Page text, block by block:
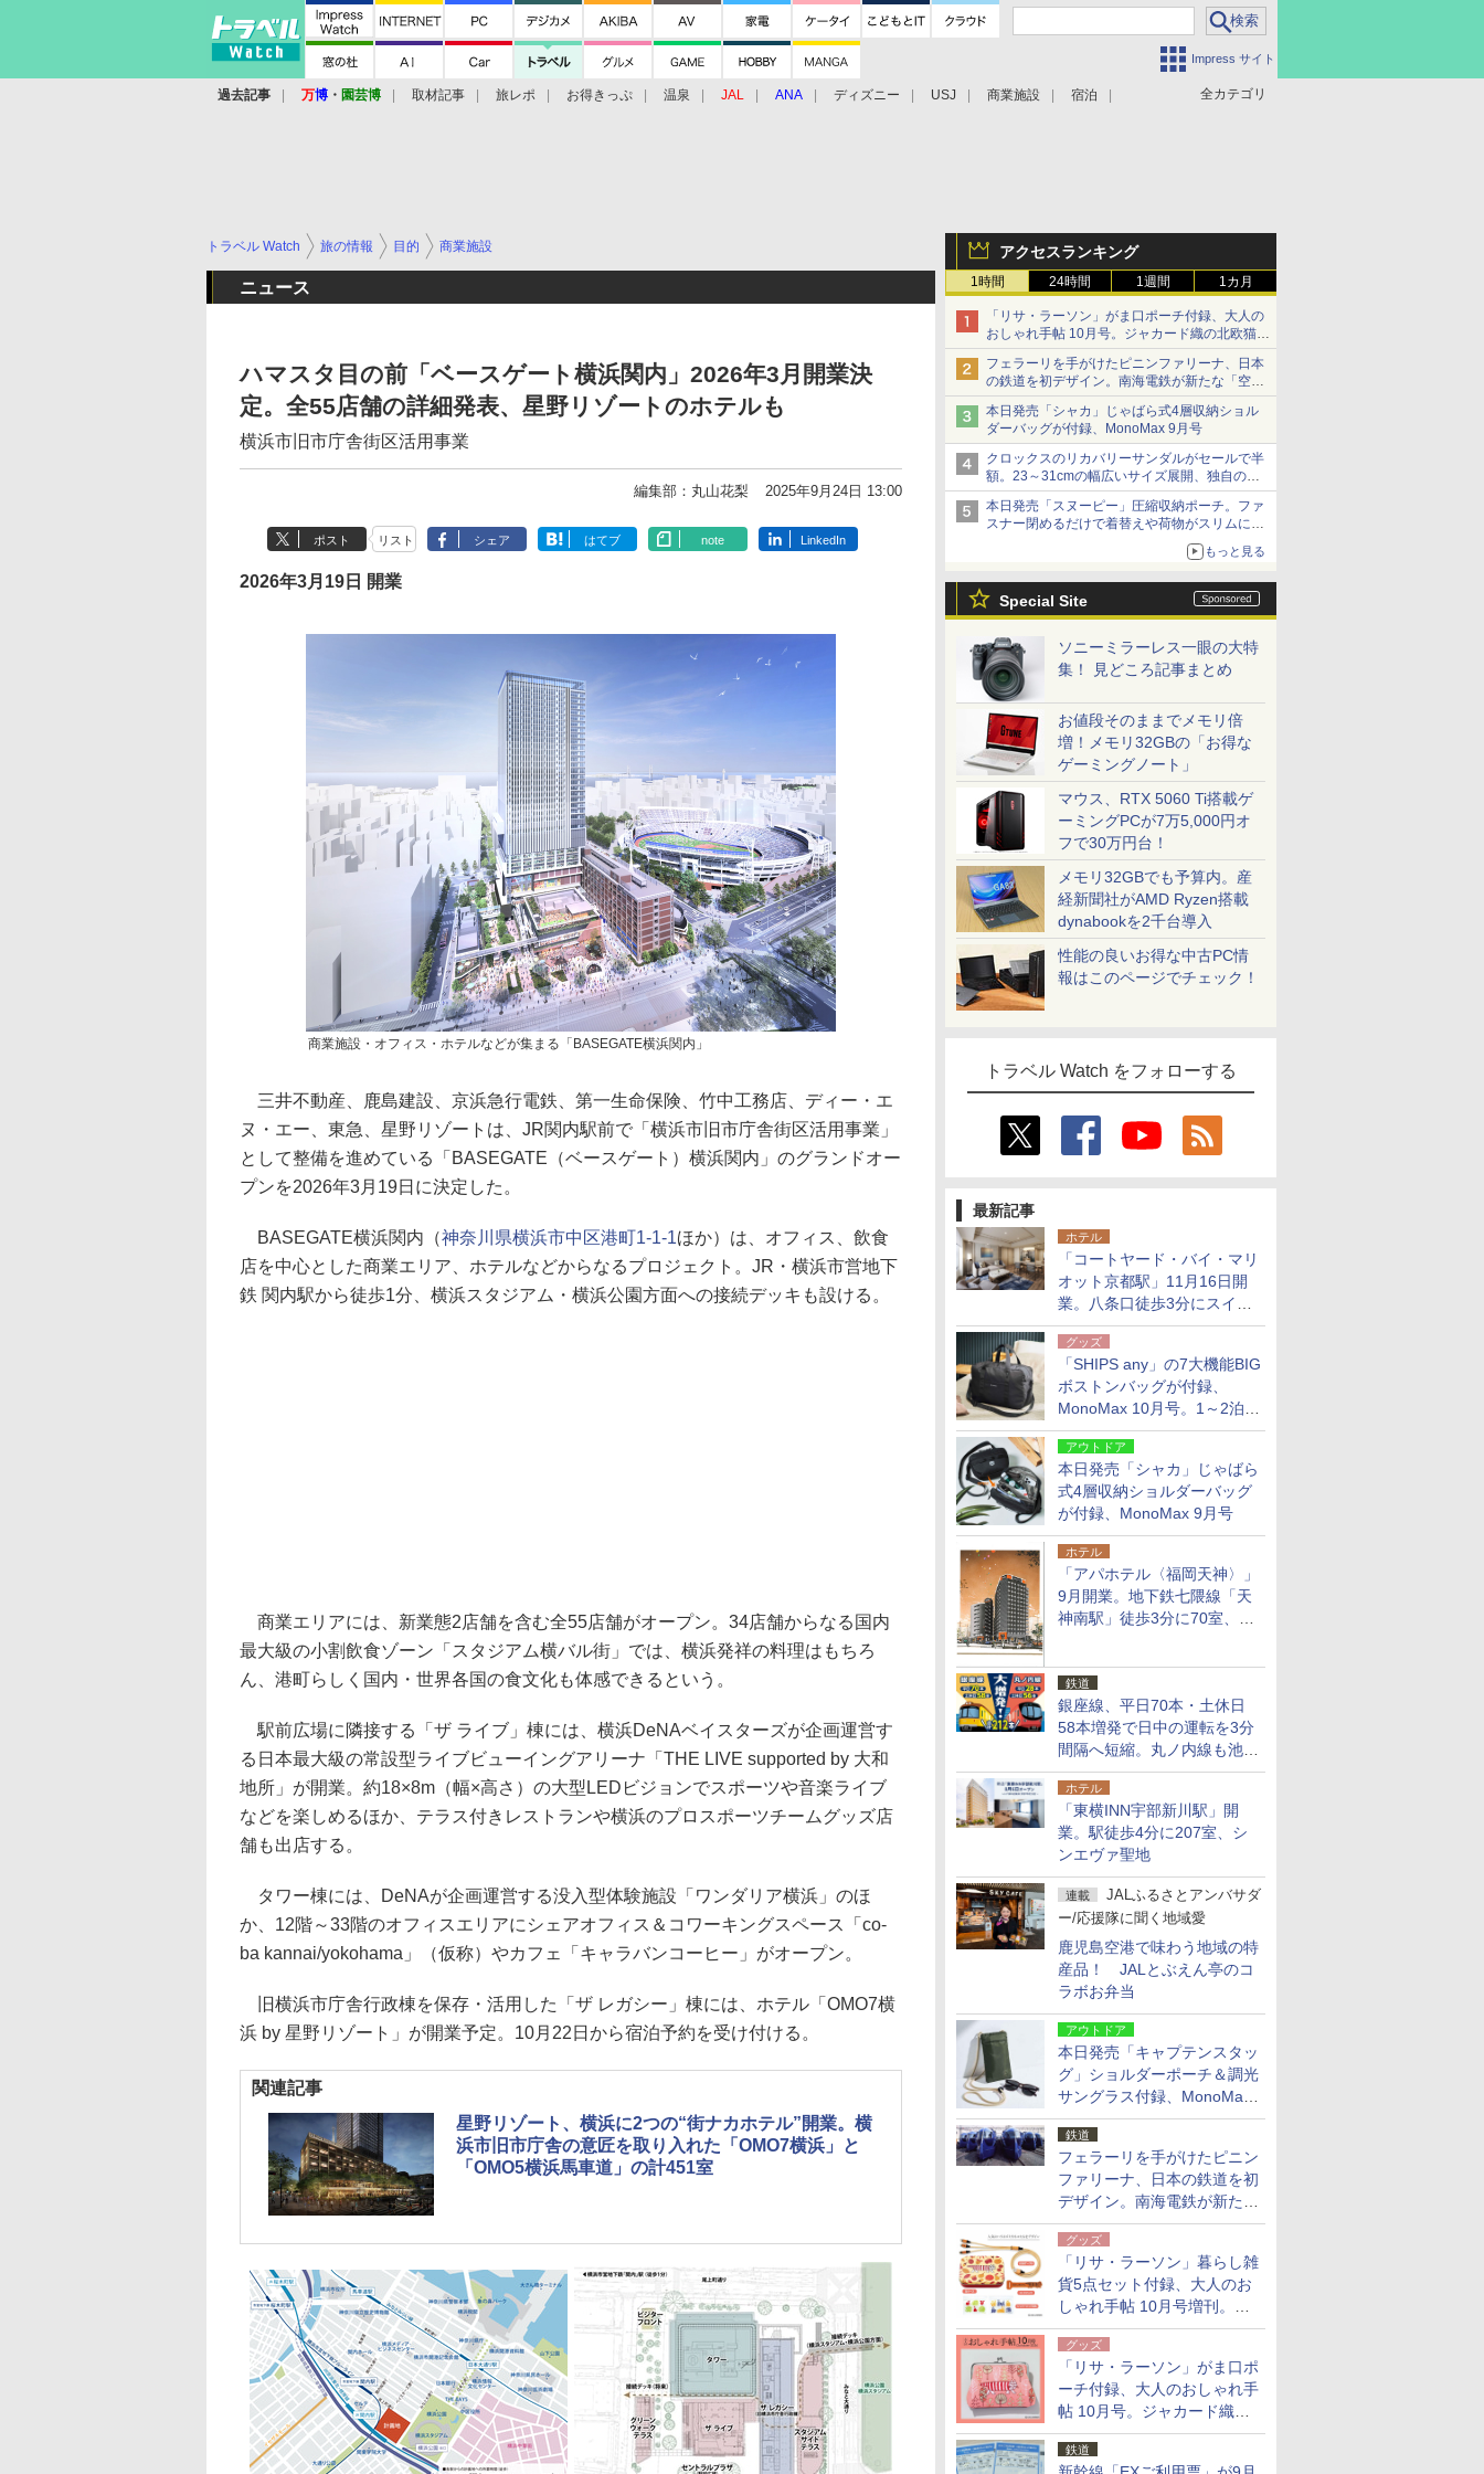
Impress サイト
全カテゴリ
過去記事 万博 ・ 園芸博 取材記事 旅レポ お得きっぷ 温泉 JAL ANA ディズニー USJ 商業施設 宿泊
アクセスランキング
1時間 24時間 1週間 1カ月
「リサ・ラーソン」がま口ポーチ付録、大人の
おしゃれ手帖 10月号。ジャカード織の北欧猫デ
ザイン
フェラーリを手がけたピニンファリーナ、日本
の鉄道を初デザイン。南海電鉄が新たな「空港
特急」をなにわ筋線へ導入
本日発売「シャカ」じゃばら式4層収納ショル
ダーバッグが付録、MonoMax 9月号
クロックスのリカバリーサンダルがセールで半
額。23～31cmの幅広いサイズ展開、独自のク
ッション素材を採用
本日発売「スヌーピー」圧縮収納ポーチ。ファ
スナー閉めるだけで着替えや荷物がスリムにま
もっと見る
Special Site
ソニーミラーレス一眼の大特
集！ 見どころ記事まとめ
お値段そのままでメモリ倍
増！メモリ32GBの「お得な
ゲーミングノート」
マウス、RTX 5060 Ti搭載ゲ
ーミングPCが7万5,000円オ
フで30万円台！
メモリ32GBでも予算内。産
経新聞社がAMD Ryzen搭載
dynabookを2千台導入
性能の良いお得な中古PC情
報はこのページでチェック！
トラベル Watch をフォローする
最新記事
ホテル
「コートヤード・バイ・マリ
オット京都駅」11月16日開
業。八条口徒歩3分にスイー
ト含む全270室、ダイニング
も併設
グッズ
「SHIPS any」の7大機能BIG
ボストンバッグが付録、
MonoMax 10月号。1～2泊の
荷物、キャリーオンも可能
アウトドア
本日発売「シャカ」じゃばら
式4層収納ショルダーバッグ
が付録、MonoMax 9月号
ホテル
「アパホテル〈福岡天神〉」
9月開業。地下鉄七隈線「天
神南駅」徒歩3分に70室、エ
鉄道
銀座線、平日70本・土休日
58本増発で日中の運転を3分
間隔へ短縮。丸ノ内線も池袋
～中野坂上を4分間隔に
ホテル
「東横INN宇部新川駅」開
業。駅徒歩4分に207室、シ
ンエヴァ聖地
連載
JALふるさとアンバサダ
ー/応援隊に聞く地域愛
鹿児島空港で味わう地域の特
産品！ JALとぶえん亭のコ
ラボお弁当
アウトドア
本日発売「キャプテンスタッ
グ」ショルダーポーチ＆調光
サングラス付録、MonoMax
9月号増刊
鉄道
フェラーリを手がけたピニン
ファリーナ、日本の鉄道を初
デザイン。南海電鉄が新たな
「空港特急」をなにわ筋線へ
導入
グッズ
「リサ・ラーソン」暮らし雑
貨5点セット付録、大人のお
しゃれ手帖 10月号増刊。
USBケーブルや缶ケースなど
グッズ
「リサ・ラーソン」がま口ポ
ーチ付録、大人のおしゃれ手
帖 10月号。ジャカード織の
北欧猫デザイン
鉄道
トラベル Watch 旅の情報 目的 商業施設
ニュース
ハマスタ目の前「ベースゲート横浜関内」2026年3月開業決
定。全55店舗の詳細発表、星野リゾートのホテルも
横浜市旧市庁舎街区活用事業
編集部：丸山花梨 2025年9月24日 13:00
ポスト リスト シェア はてブ note LinkedIn
2026年3月19日 開業
商業施設・オフィス・ホテルなどが集まる「BASEGATE横浜関内」
三井不動産、鹿島建設、京浜急行電鉄、第一生命保険、竹中工務店、ディー・エ
ヌ・エー、東急、星野リゾートは、JR関内駅前で「横浜市旧市庁舎街区活用事業」
として整備を進めている「BASEGATE（ベースゲート）横浜関内」のグランドオー
プンを2026年3月19日に決定した。
BASEGATE横浜関内（神奈川県横浜市中区港町1-1-1ほか）は、オフィス、飲食
店を中心とした商業エリア、ホテルなどからなるプロジェクト。JR・横浜市営地下
鉄 関内駅から徒歩1分、横浜スタジアム・横浜公園方面への接続デッキも設ける。
商業エリアには、新業態2店舗を含む全55店舗がオープン。34店舗からなる国内
最大級の小割飲食ゾーン「スタジアム横バル街」では、横浜発祥の料理はもちろ
ん、港町らしく国内・世界各国の食文化も体感できるという。
駅前広場に隣接する「ザ ライブ」棟には、横浜DeNAベイスターズが企画運営す
る日本最大級の常設型ライブビューイングアリーナ「THE LIVE supported by 大和
地所」が開業。約18×8m（幅×高さ）の大型LEDビジョンでスポーツや音楽ライブ
などを楽しめるほか、テラス付きレストランや横浜のプロスポーツチームグッズ店
舗も出店する。
タワー棟には、DeNAが企画運営する没入型体験施設「ワンダリア横浜」のほ
か、12階～33階のオフィスエリアにシェアオフィス＆コワーキングスペース「co-
ba kannai/yokohama」（仮称）やカフェ「キャラバンコーヒー」がオープン。
旧横浜市庁舎行政棟を保存・活用した「ザ レガシー」棟には、ホテル「OMO7横
浜 by 星野リゾート」が開業予定。10月22日から宿泊予約を受け付ける。
関連記事
星野リゾート、横浜に2つの“街ナカホテル”開業。横
浜市旧市庁舎の意匠を取り入れた「OMO7横浜」と
「OMO5横浜馬車道」の計451室